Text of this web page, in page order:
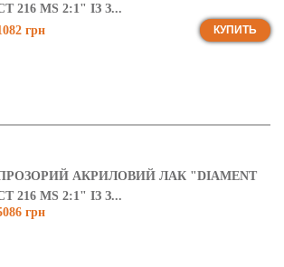
216 MS 2:1" ІЗ З...
грн
КУПИТЬ
АКРИЛОВИЙ ЛАК "DIAMENT
216 MS 2:1" ІЗ З...
грн